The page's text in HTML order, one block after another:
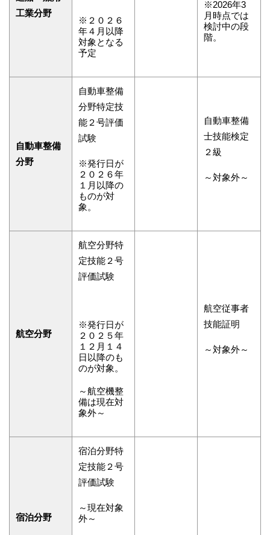
工業分野
※２０２６
年４月以降
対象となる
予定
※2026年3
月時点では
検討中の段
階。
自動車整備
分野
自動車整備
分野特定技
能２号評価
試験
※発行日が
２０２６年
１月以降の
ものが対
象。
自動車整備
士技能検定
２級
～対象外～
航空分野
航空分野特
定技能２号
評価試験
※発行日が
２０２５年
１２月１４
日以降のも
のが対象。
～航空機整
備は現在対
象外～
航空従事者
技能証明
～対象外～
宿泊分野
宿泊分野特
定技能２号
評価試験
～現在対象
外～